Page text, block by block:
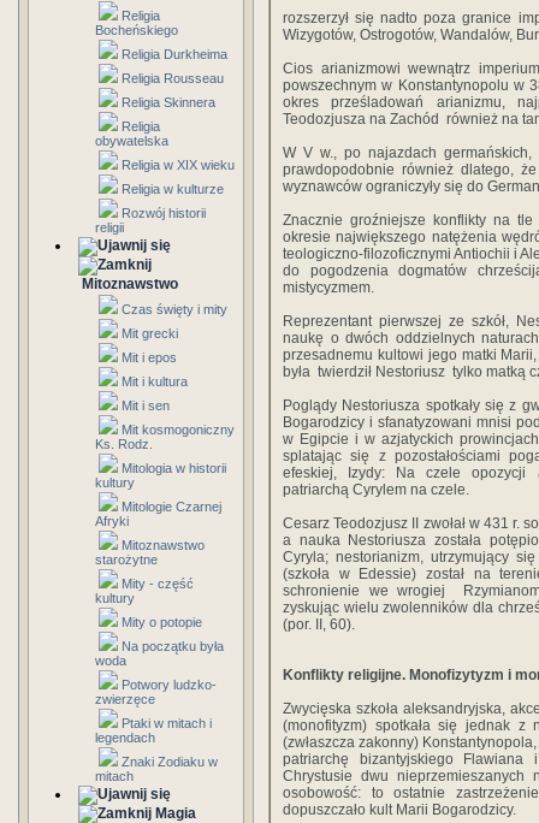
Religia
Bocheńskiego
Religia Durkheima
Religia Rousseau
Religia Skinnera
Religia
obywatelska
Religia w XIX wieku
Religia w kulturze
Rozwój historii
religii
Mitoznawstwo
Czas święty i mity
Mit grecki
Mit i epos
Mit i kultura
Mit i sen
Mit kosmogoniczny
Ks. Rodz.
Mitologia w historii
kultury
Mitologie Czarnej
Afryki
Mitoznawstwo
starożytne
Mity - część
kultury
Mity o potopie
Na początku była
woda
Potwory ludzko-
zwierzęce
Ptaki w mitach i
legendach
Znaki Zodiaku w
mitach
Magia
rozszerzył się nadto poza granice
Wizygotów, Ostrogotów, Wandalów,
Cios arianizmowi wewnątrz
powszechnym w Konstantynopolu w
okres prześladowań arianizmu,
Teodozjusza na Zachód również na
W V w., po najazdach germańskich,
prawdopodobnie również dlatego,
wyznawców ograniczyły się do
Znacznie groźniejsze konflikty na
okresie największego natężenia
teologiczno-filozoficznymi Antiochii i
do pogodzenia dogmatów
mistycyzmem.
Reprezentant pierwszej ze szkół,
naukę o dwóch oddzielnych
przesadnemu kultowi jego matki
była twierdził Nestoriusz tylko matką
Poglądy Nestoriusza spotkały się z
Bogarodzicy i sfanatyzowani mnisi
w Egipcie i w azjatyckich
splatając się z pozostałościami
efeskiej, Izydy: Na czele opozycji
patriarchą Cyrylem na czele.
Cesarz Teodozjusz II zwołał w 431 r.
a nauka Nestoriusza została
Cyryla; nestorianizm, utrzymujący
(szkoła w Edessie) został na
schronienie we wrogiej
zyskując wielu zwolenników dla
(por. II, 60).
Konflikty religijne. Monofizytyzm i
Zwycięska szkoła aleksandryjska,
(monofityzm) spotkała się jednak z
(zwłaszcza zakonny)
patriarchę bizantyjskiego
Chrystusie dwu
osobowość: to ostatnie
dopuszczało kult Marii Bogarodzicy.